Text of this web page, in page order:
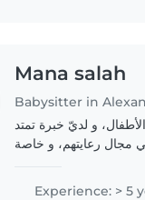
Mana salah
Babysitter in
و لديّ خبرة تمتد
رعايتهم، و خاصة
للعناية بالأطفال ذوي
Experience: > 5